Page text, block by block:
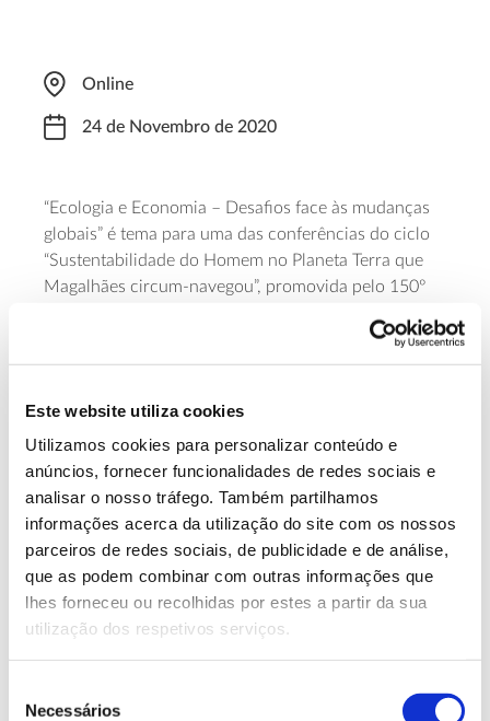
Este website utiliza cookies
Utilizamos cookies para personalizar conteúdo e
anúncios, fornecer funcionalidades de redes sociais e
analisar o nosso tráfego. Também partilhamos
informações acerca da utilização do site com os nossos
parceiros de redes sociais, de publicidade e de análise,
que as podem combinar com outras informações que
lhes forneceu ou recolhidas por estes a partir da sua
utilização dos respetivos serviços.
Necessários
Online
24 de Novembro de 2020
“Ecologia e Economia – Desafios face às mudanças
globais” é tema para uma das conferências do ciclo
“Sustentabilidade do Homem no Planeta Terra que
Magalhães circum-navegou”, promovida pelo 150º
tema será abordado por Manuel Pacheco Coelho, do
Grupo de investigação Globalização e
Economia e Gestão. É necessária
para acompanhar.
Saiba mais sobre esta conferência
13.07.2026
Genoma do priolo e de outras espécies em risco: